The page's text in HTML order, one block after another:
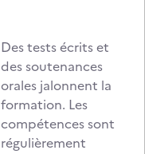
Des tests écrits et
des soutenances
orales jalonnent la
formation. Les
compétences sont
régulièrement